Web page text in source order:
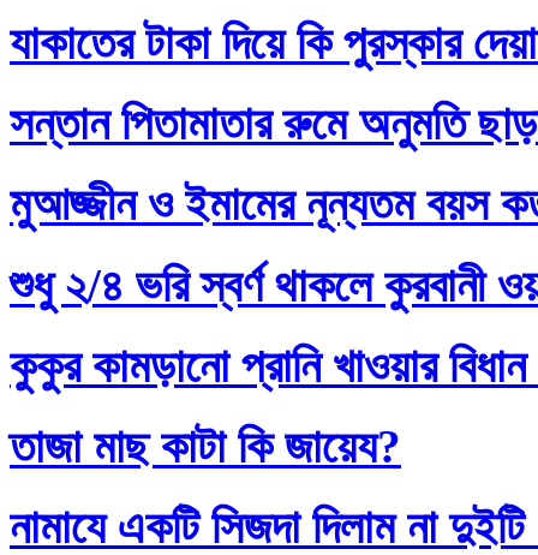
যাকাতের টাকা দিয়ে কি পুরস্কার
সন্তান পিতামাতার রুমে অনুমতি
মুআজ্জীন ও ইমামের নূন্যতম বয়স
শুধু ২/৪ ভরি স্বর্ণ থাকলে কুরবানী
কুকুর কামড়ানো প্রানি খাওয়ার
তাজা মাছ কাটা কি জায়েয?
নামাযে একটি সিজদা দিলাম না